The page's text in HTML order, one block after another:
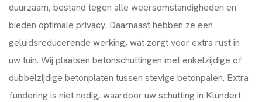
duurzaam, bestand tegen alle weersomstandigheden en
bieden optimale privacy. Daarnaast hebben ze een
geluidsreducerende werking, wat zorgt voor extra rust in
uw tuin. Wij plaatsen betonschuttingen met enkelzijdige of
dubbelzijdige betonplaten tussen stevige betonpalen. Extra
fundering is niet nodig, waardoor uw schutting in Klundert